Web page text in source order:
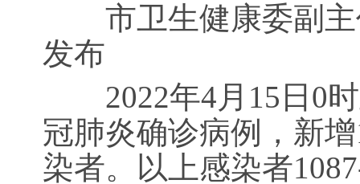
市卫生健康委副主
发布
2022年4月15日0时
冠肺炎确诊病例，新
染者。以上感染者